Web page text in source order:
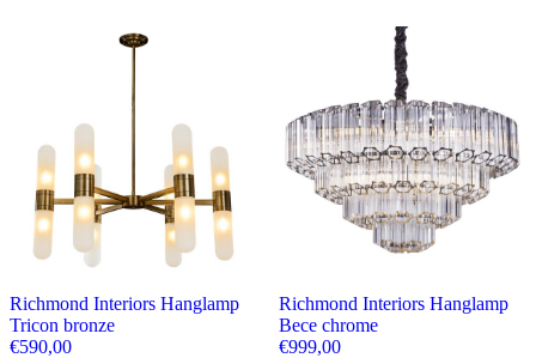
Richmond Interiors Hanglamp
Tricon bronze
€590,00
Richmond Interiors Hanglamp
Bece chrome
€999,00